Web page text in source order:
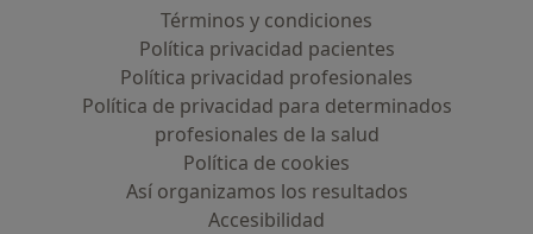
Términos y condiciones
Política privacidad pacientes
Política privacidad profesionales
Política de privacidad para determinados
profesionales de la salud
Política de cookies
Así organizamos los resultados
Accesibilidad